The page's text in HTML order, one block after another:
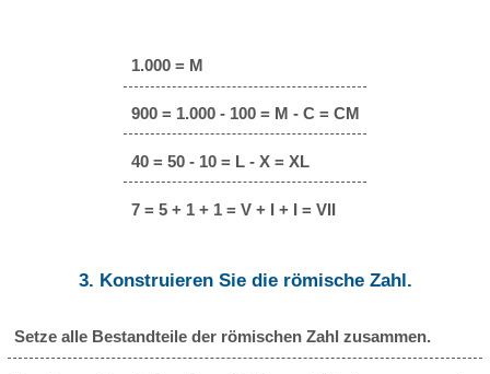
1.000 = M
900 = 1.000 - 100 = M - C = CM
40 = 50 - 10 = L - X = XL
7 = 5 + 1 + 1 = V + I + I = VII
3. Konstruieren Sie die römische Zahl.
Setze alle Bestandteile der römischen Zahl zusammen.